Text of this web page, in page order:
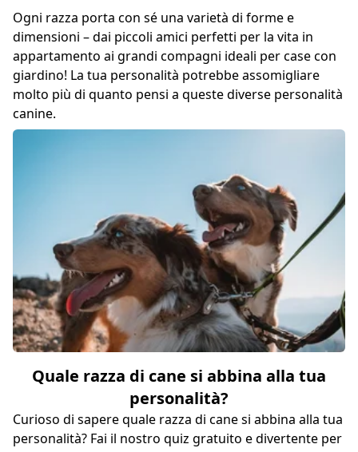
Ogni razza porta con sé una varietà di forme e
dimensioni – dai piccoli amici perfetti per la vita in
appartamento ai grandi compagni ideali per case con
giardino! La tua personalità potrebbe assomigliare
molto più di quanto pensi a queste diverse personalità
canine.
Quale razza di cane si abbina alla tua
personalità?
Curioso di sapere quale razza di cane si abbina alla tua
personalità? Fai il nostro quiz gratuito e divertente per